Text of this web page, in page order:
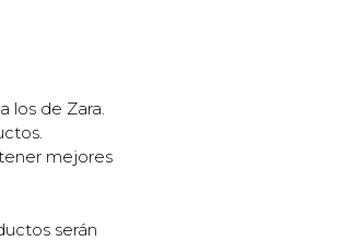
los de Zara.
mejores
serán